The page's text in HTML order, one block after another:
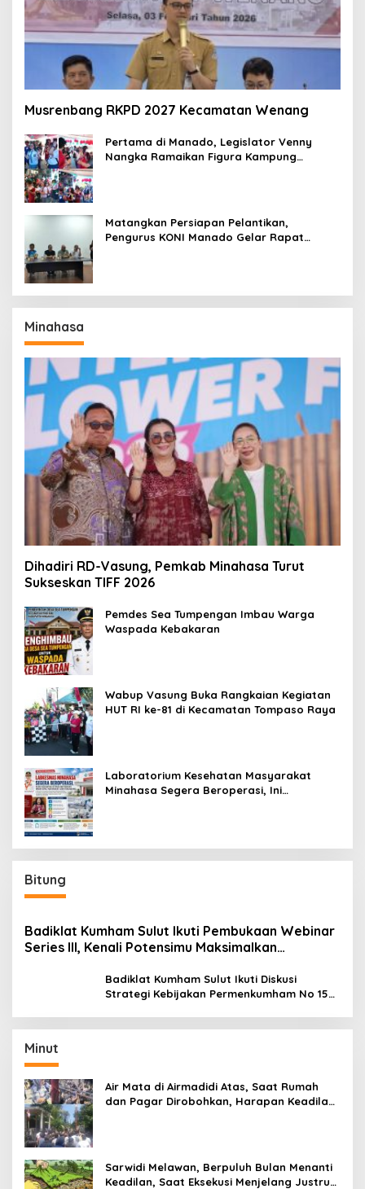
Musrenbang RKPD 2027 Kecamatan Wenang
Pertama di Manado, Legislator Venny
Nangka Ramaikan Figura Kampung
Matangkan Persiapan Pelantikan,
Pengurus KONI Manado Gelar Rapat
Minahasa
Dihadiri RD-Vasung, Pemkab Minahasa Turut
Sukseskan TIFF 2026
Pemdes Sea Tumpengan Imbau Warga
Waspada Kebakaran
Wabup Vasung Buka Rangkaian Kegiatan
HUT RI ke-81 di Kecamatan Tompaso Raya
Laboratorium Kesehatan Masyarakat
Minahasa Segera Beroperasi, Ini
Bitung
Badiklat Kumham Sulut Ikuti Pembukaan Webinar
Series III, Kenali Potensimu Maksimalkan
Badiklat Kumham Sulut Ikuti Diskusi
Strategi Kebijakan Permenkumham No 15
Minut
Air Mata di Airmadidi Atas, Saat Rumah
dan Pagar Dirobohkan, Harapan Keadilan
Sarwidi Melawan, Berpuluh Bulan Menanti
Keadilan, Saat Eksekusi Menjelang Justru